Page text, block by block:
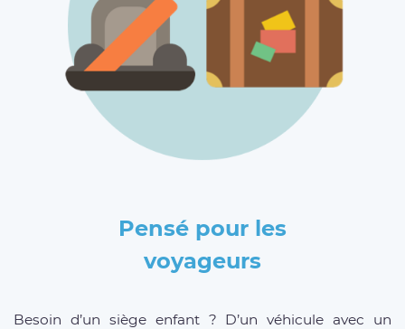
Pensé pour les
voyageurs
Besoin d’un siège enfant ? D’un véhicule avec un